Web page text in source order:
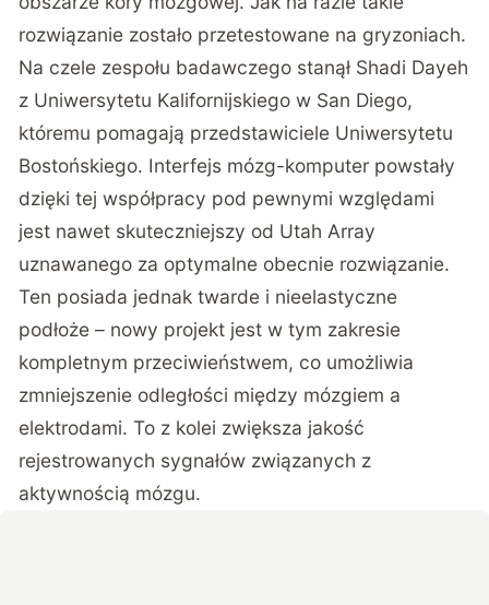
rozwiązanie zostało przetestowane na gryzoniach.
Na czele zespołu badawczego stanął Shadi Dayeh
z Uniwersytetu Kalifornijskiego w San Diego,
któremu pomagają przedstawiciele Uniwersytetu
Bostońskiego. Interfejs mózg-komputer powstały
dzięki tej współpracy pod pewnymi względami
jest nawet skuteczniejszy od Utah Array
uznawanego za optymalne obecnie rozwiązanie.
Ten posiada jednak twarde i nieelastyczne
podłoże – nowy projekt jest w tym zakresie
kompletnym przeciwieństwem, co umożliwia
zmniejszenie odległości między mózgiem a
elektrodami. To z kolei zwiększa jakość
rejestrowanych sygnałów związanych z
aktywnością mózgu.